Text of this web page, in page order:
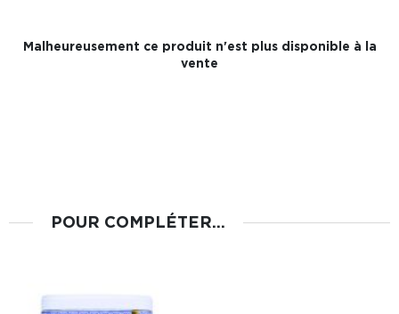
Malheureusement ce produit n'est plus disponible à la
vente
POUR COMPLÉTER...